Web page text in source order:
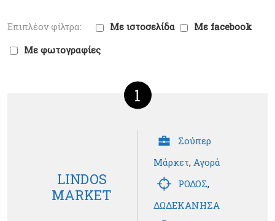
Με ιστοσελίδα
Με facebook
Με φωτογραφίες
1
LINDOS
MARKET
Σούπερ
Μάρκετ, Αγορά
ΡΟΔΟΣ,
ΔΩΔΕΚΑΝΗΣΑ